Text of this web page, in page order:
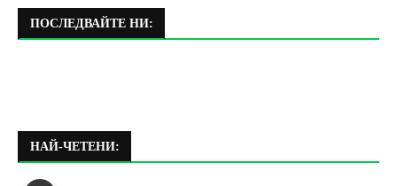
ПОСЛЕДВАЙТЕ НИ:
НАЙ-ЧЕТЕНИ: